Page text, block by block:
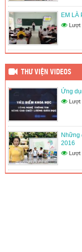
HOẠT
CẤP
(12/06/2026)
EM LÀ
Lượt
THƯ VIỆN VIDEOS
Ứng
Lượt
Những
2016
Lượt